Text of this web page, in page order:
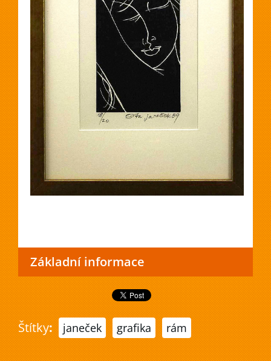
Základní informace
Štítky: janeček grafika rám